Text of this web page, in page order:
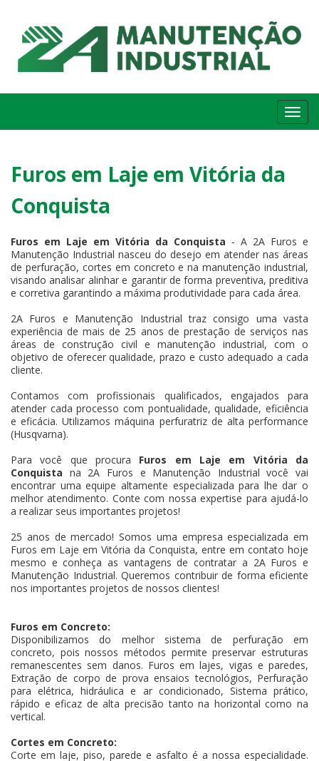
Furos em Laje em Vitória da
Conquista
Furos em Laje em Vitória da Conquista - A 2A Furos e
Manutenção Industrial nasceu do desejo em atender nas áreas
de perfuração, cortes em concreto e na manutenção industrial,
visando analisar alinhar e garantir de forma preventiva, preditiva
e corretiva garantindo a máxima produtividade para cada área.
2A Furos e Manutenção Industrial traz consigo uma vasta
experiência de mais de 25 anos de prestação de serviços nas
áreas de construção civil e manutenção industrial, com o
objetivo de oferecer qualidade, prazo e custo adequado a cada
cliente.
Contamos com profissionais qualificados, engajados para
atender cada processo com pontualidade, qualidade, eficiência
e eficácia. Utilizamos máquina perfuratriz de alta performance
(Husqvarna).
Para você que procura Furos em Laje em Vitória da
Conquista na 2A Furos e Manutenção Industrial você vai
encontrar uma equipe altamente especializada para lhe dar o
melhor atendimento. Conte com nossa expertise para ajudá-lo
a realizar seus importantes projetos!
25 anos de mercado! Somos uma empresa especializada em
Furos em Laje em Vitória da Conquista, entre em contato hoje
mesmo e conheça as vantagens de contratar a 2A Furos e
Manutenção Industrial. Queremos contribuir de forma eficiente
nos importantes projetos de nossos clientes!
Furos em Concreto:
Disponibilizamos do melhor sistema de perfuração em
concreto, pois nossos métodos permite preservar estruturas
remanescentes sem danos. Furos em lajes, vigas e paredes,
Extração de corpo de prova ensaios tecnológios, Perfuração
para elétrica, hidráulica e ar condicionado, Sistema prático,
rápido e eficaz de alta precisão tanto na horizontal como na
vertical.
Cortes em Concreto:
Corte em laje, piso, parede e asfalto é a nossa especialidade.